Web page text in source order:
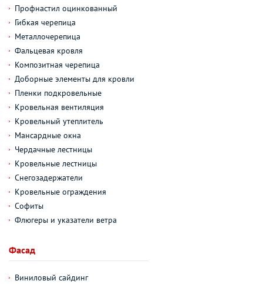
Профнастил оцинкованный
Гибкая черепица
Металлочерепица
Фальцевая кровля
Композитная черепица
Доборные элементы для кровли
Пленки подкровельные
Кровельная вентиляция
Кровельный утеплитель
Мансардные окна
Чердачные лестницы
Кровельные лестницы
Снегозадержатели
Кровельные ограждения
Софиты
Флюгеры и указатели ветра
Фасад
Виниловый сайдинг